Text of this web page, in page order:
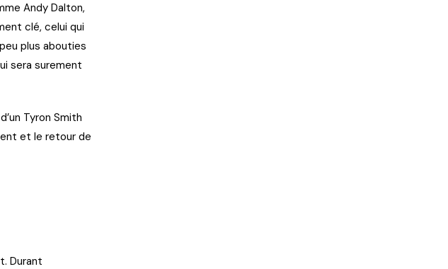
Andy Dalton,
clé, celui qui
plus abouties
sera surement
Tyron Smith
et le retour de
Durant